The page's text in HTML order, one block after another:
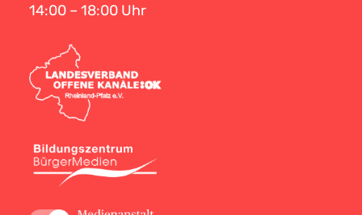
14:00 – 18:00 Uhr